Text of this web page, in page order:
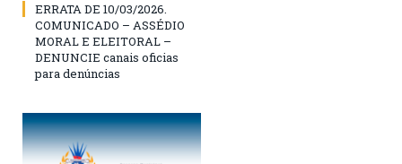
ERRATA DE 10/03/2026.
COMUNICADO – ASSÉDIO
MORAL E ELEITORAL –
DENUNCIE canais oficias
para denúncias